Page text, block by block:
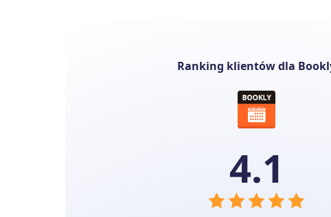
Ranking klientów dla
4.1